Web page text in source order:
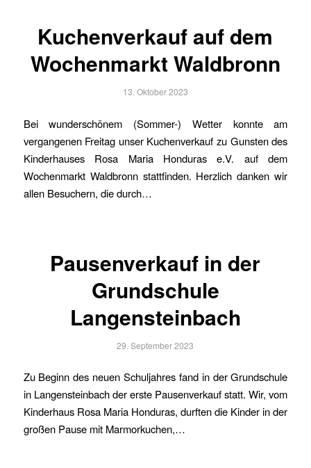
Kuchenverkauf auf dem
Wochenmarkt Waldbronn
13. Oktober 2023
Bei wunderschönem (Sommer-) Wetter konnte am
vergangenen Freitag unser Kuchenverkauf zu Gunsten des
Kinderhauses Rosa Maria Honduras e.V. auf dem
Wochenmarkt Waldbronn stattfinden. Herzlich danken wir
allen Besuchern, die durch…
Pausenverkauf in der
Grundschule
Langensteinbach
29. September 2023
Zu Beginn des neuen Schuljahres fand in der Grundschule
in Langensteinbach der erste Pausenverkauf statt. Wir, vom
Kinderhaus Rosa Maria Honduras, durften die Kinder in der
großen Pause mit Marmorkuchen,…